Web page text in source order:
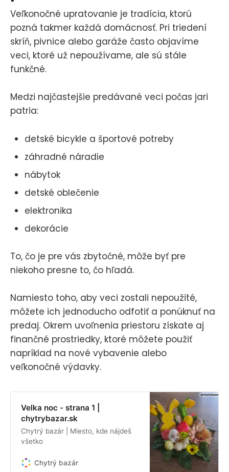
Veľkonočné upratovanie je tradícia, ktorú
pozná takmer každá domácnosť. Pri triedení
skríň, pivnice alebo garáže často objavíme
veci, ktoré už nepoužívame, ale sú stále
funkčné.
Medzi najčastejšie predávané veci počas jari
patria:
detské bicykle a športové potreby
záhradné náradie
nábytok
detské oblečenie
elektronika
dekorácie
To, čo je pre vás zbytočné, môže byť pre
niekoho presne to, čo hľadá.
Namiesto toho, aby veci zostali nepoužité,
môžete ich jednoducho odfotiť a ponúknuť na
predaj. Okrem uvoľnenia priestoru získate aj
finančné prostriedky, ktoré môžete použiť
napríklad na nové vybavenie alebo
veľkonočné výdavky.
Velka noc - strana 1 |
chytrybazar.sk
Chytrý bazár | Miesto, kde nájdeš
všetko
Chytrý bazár